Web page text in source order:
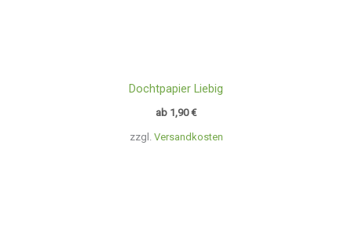
zzgl. Versandkosten
Dochtpapier Liebig
ab 1,90€